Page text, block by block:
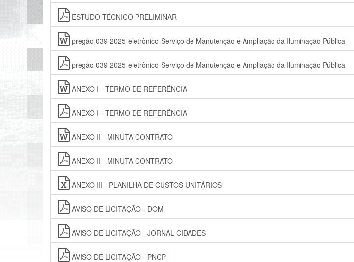
ESTUDO TÉCNICO PRELIMINAR
pregão 039-2025-eletrônico-Serviço de Manutenção e Ampliação da Iluminação Pública
pregão 039-2025-eletrônico-Serviço de Manutenção e Ampliação da Iluminação Pública
ANEXO I - TERMO DE REFERÊNCIA
ANEXO I - TERMO DE REFERÊNCIA
ANEXO II - MINUTA CONTRATO
ANEXO II - MINUTA CONTRATO
ANEXO III - PLANILHA DE CUSTOS UNITÁRIOS
AVISO DE LICITAÇÃO - DOM
AVISO DE LICITAÇÃO - JORNAL CIDADES
AVISO DE LICITAÇÃO - PNCP